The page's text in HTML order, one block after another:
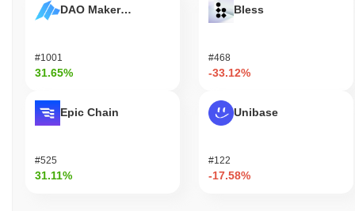
DAO Maker Token
#1001
31.65%
Epic Chain
#525
31.11%
Bless
#468
-33.12%
Unibase
#122
-17.58%